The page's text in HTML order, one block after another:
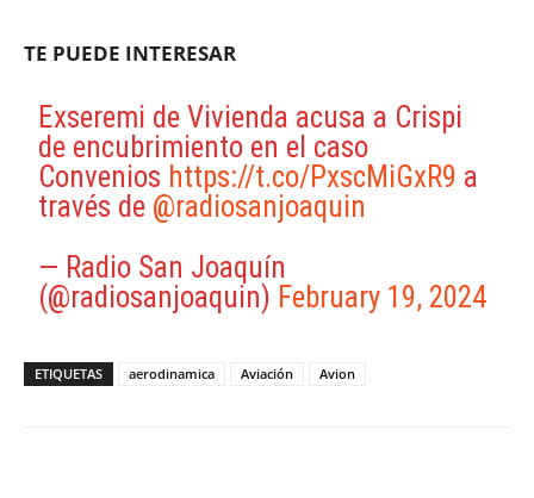
TE PUEDE INTERESAR
Exseremi de Vivienda acusa a Crispi
de encubrimiento en el caso
Convenios https://t.co/PxscMiGxR9 a
través de @radiosanjoaquin
— Radio San Joaquín
(@radiosanjoaquin) February 19, 2024
ETIQUETAS aerodinamica Aviación Avion